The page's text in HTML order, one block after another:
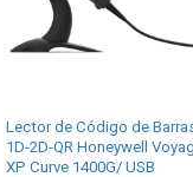
Lector de Código de
1D-2D-QR Honeywell
XP Curve 1400G/ USB